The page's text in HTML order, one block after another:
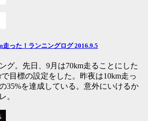
った！ランニングログ 2016.9.5
グ。先日、9月は70km走ることにした
で目標の設定をした。昨夜は10km走っ
35%を達成している。意外にいけるか
。